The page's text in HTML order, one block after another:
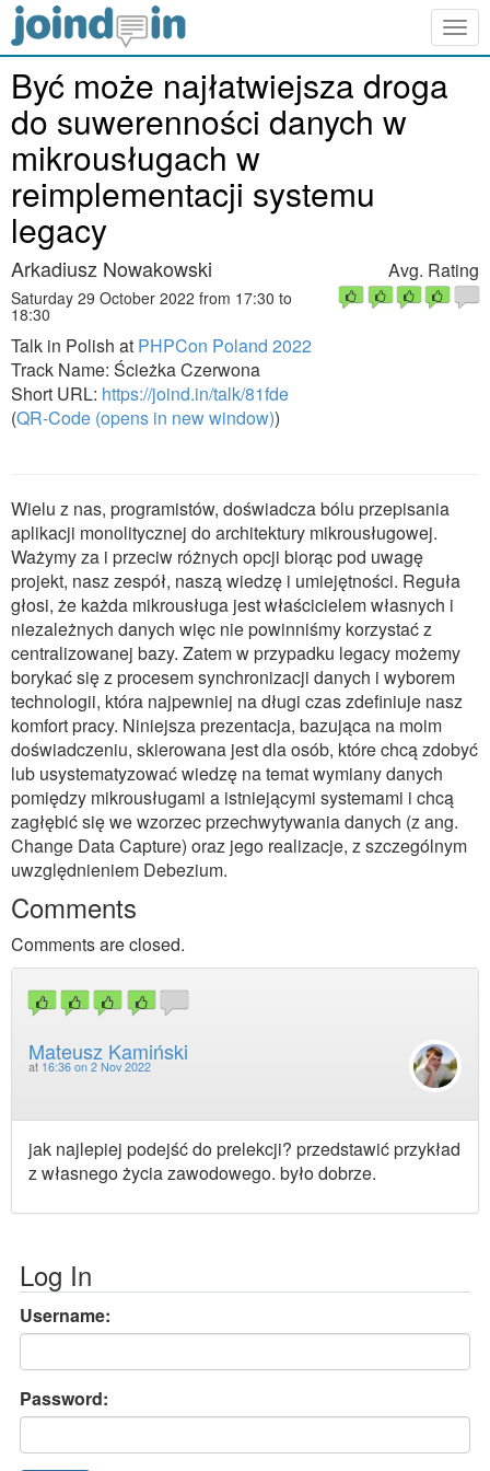
Być może najłatwiejsza droga
do suwerenności danych w
mikrousługach w
reimplementacji systemu
legacy
Arkadiusz Nowakowski
Saturday 29 October 2022 from 17:30 to
18:30
Talk in Polish at PHPCon Poland 2022
Track Name: Ścieżka Czerwona
Short URL: https://joind.in/talk/81fde
(QR-Code (opens in new window))
Avg. Rating
Wielu z nas, programistów, doświadcza bólu przepisania
aplikacji monolitycznej do architektury mikrousługowej.
Ważymy za i przeciw różnych opcji biorąc pod uwagę
projekt, nasz zespół, naszą wiedzę i umiejętności. Reguła
głosi, że każda mikrousługa jest właścicielem własnych i
niezależnych danych więc nie powinniśmy korzystać z
centralizowanej bazy. Zatem w przypadku legacy możemy
borykać się z procesem synchronizacji danych i wyborem
technologii, która najpewniej na długi czas zdefiniuje nasz
komfort pracy. Niniejsza prezentacja, bazująca na moim
doświadczeniu, skierowana jest dla osób, które chcą zdobyć
lub usystematyzować wiedzę na temat wymiany danych
pomiędzy mikrousługami a istniejącymi systemami i chcą
zagłębić się we wzorzec przechwytywania danych (z ang.
Change Data Capture) oraz jego realizacje, z szczególnym
uwzględnieniem Debezium.
Comments
Comments are closed.
Mateusz Kamiński
at 16:36 on 2 Nov 2022
jak najlepiej podejść do prelekcji? przedstawić przykład
z własnego życia zawodowego. było dobrze.
Log In
Username:
Password: